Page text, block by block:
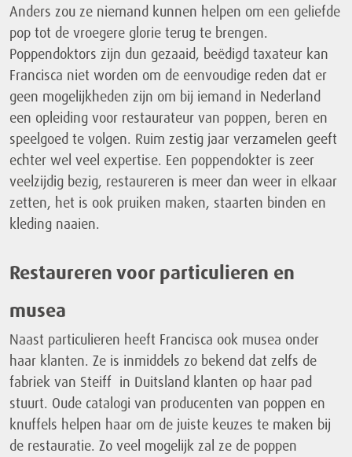
Anders zou ze niemand kunnen helpen om een geliefde
pop tot de vroegere glorie terug te brengen.
Poppendoktors zijn dun gezaaid, beëdigd taxateur kan
Francisca niet worden om de eenvoudige reden dat er
geen mogelijkheden zijn om bij iemand in Nederland
een opleiding voor restaurateur van poppen, beren en
speelgoed te volgen. Ruim zestig jaar verzamelen geeft
echter wel veel expertise. Een poppendokter is zeer
veelzijdig bezig, restaureren is meer dan weer in elkaar
zetten, het is ook pruiken maken, staarten binden en
kleding naaien.
Restaureren voor particulieren en
musea
Naast particulieren heeft Francisca ook musea onder
haar klanten. Ze is inmiddels zo bekend dat zelfs de
fabriek van Steiff in Duitsland klanten op haar pad
stuurt. Oude catalogi van producenten van poppen en
knuffels helpen haar om de juiste keuzes te maken bij
de restauratie. Zo veel mogelijk zal ze de poppen